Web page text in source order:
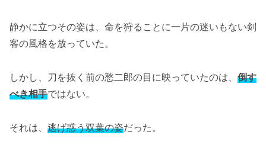
静かに立つその姿は、命を狩ることに一片の迷いもない剣
客の風格を放っていた。
しかし、刀を抜く前の愁二郎の目に映っていたのは、 倒す
べき相手ではない。
それは、 逃げ惑う双葉の姿だった。